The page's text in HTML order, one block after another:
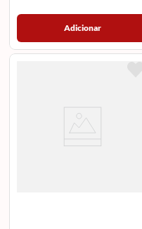
Adicionar